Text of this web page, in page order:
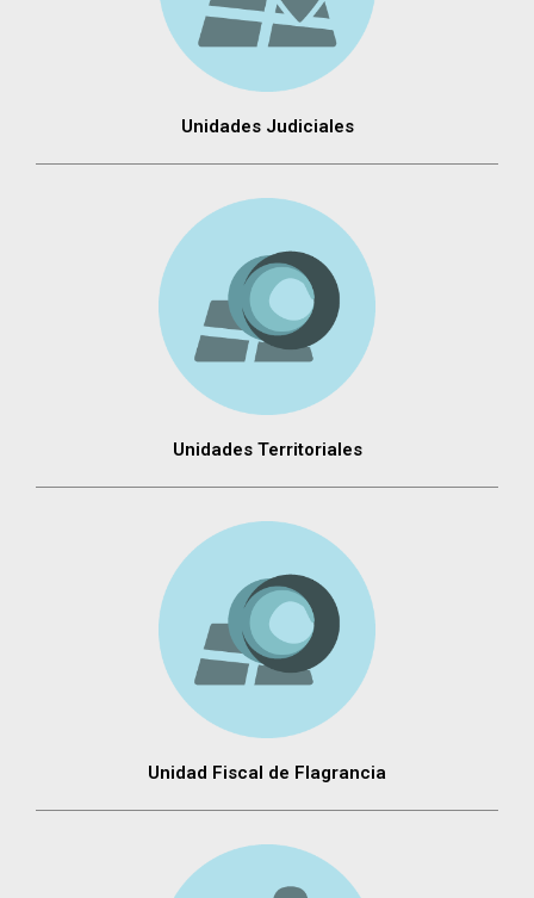
Unidades Judiciales
Unidades Territoriales
Unidad Fiscal de Flagrancia